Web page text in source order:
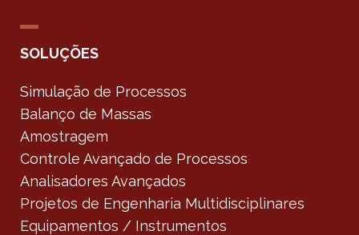
SOLUÇÕES
Simulação de Processos
Balanço de Massas
Amostragem
Controle Avançado de Processos
Analisadores Avançados
Projetos de Engenharia Multidisciplinares
Equipamentos / Instrumentos